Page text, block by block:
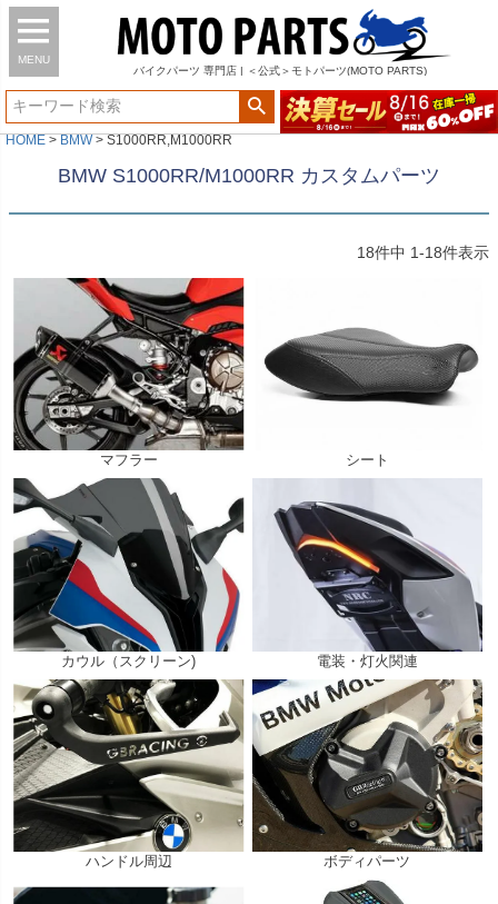
MENU
バイク パーツ 専門店 | ＜公式＞モトパーツ(MOTO PARTS)
HOME BMW S1000RR,M1000RR
BMW S1000RR/M1000RR カスタムパーツ
18件中 1-18件表示
マフラー シート
カウル（スクリーン) 電装・灯火関連
ハンドル周辺 ボディパーツ